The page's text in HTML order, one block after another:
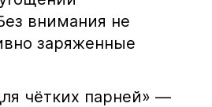
внимания не
заряженные
чётких парней» —